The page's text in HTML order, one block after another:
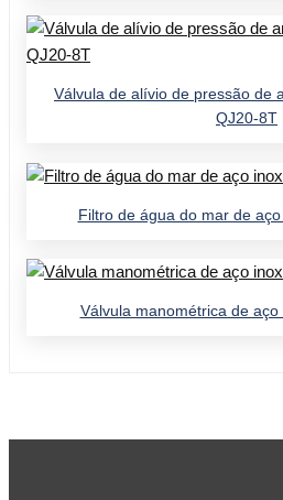
Válvula de alívio de pressão de
QJ20-8T
Filtro de água do mar de
Válvula manométrica de